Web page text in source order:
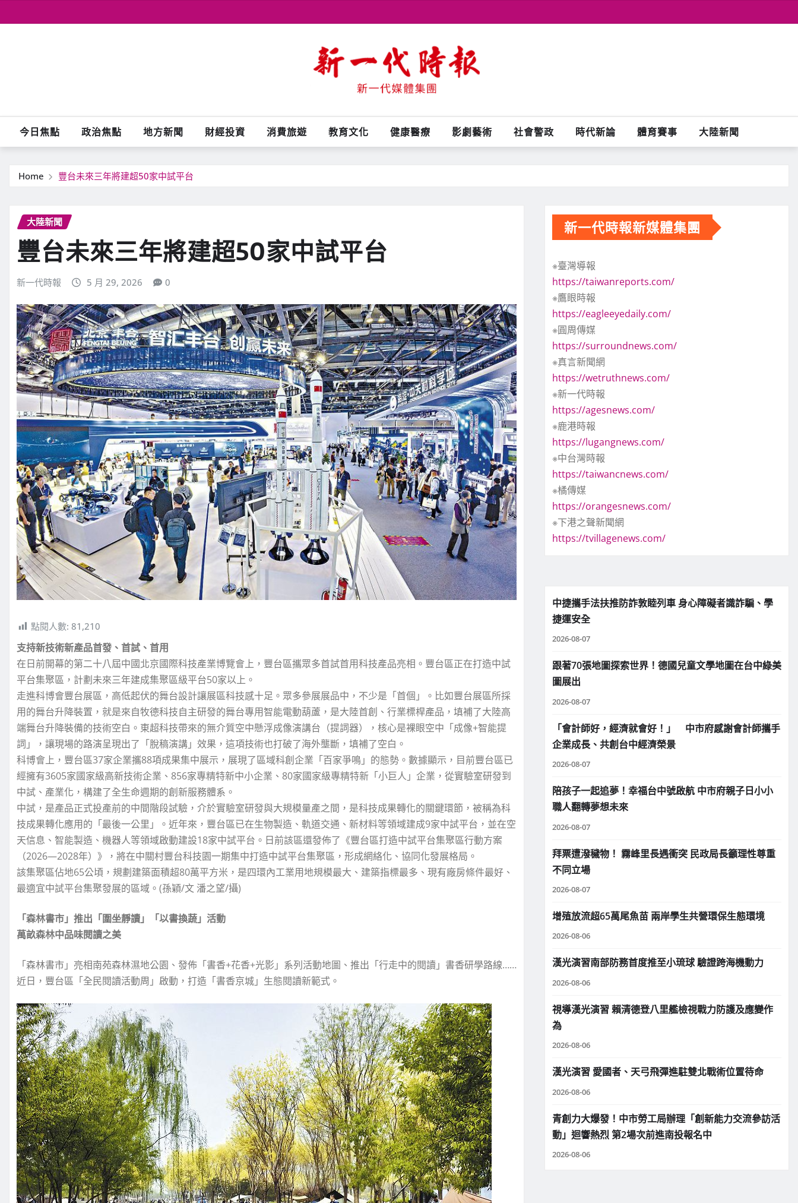
to
今日焦點 政治焦點 地方新聞 財經投資 消費旅遊 教育文化 健康醫療 影劇藝術 社會警政 時代新論 體育賽事 大陸新聞
Home 豐台未來三年將建超50家中試平台
大陸新聞
豐台未來三年將建超50家中試平台
新一代時報 5 月 29, 2026 0
點閱人數: 81,210
支持新技術新產品首發、首試、首用
在日前開幕的第二十八屆中國北京國際科技產業博覽會上，豐台區攜眾多首試首用科技產品亮相。豐台區正在打造中試
平台集聚區，計劃未來三年建成集聚區級平台50家以上。
走進科博會豐台展區，高低起伏的舞台設計讓展區科技感十足。眾多參展展品中，不少是「首個」。比如豐台展區所採
用的舞台升降裝置，就是來自牧德科技自主研發的舞台專用智能電動葫蘆，是大陸首創、行業標桿產品，填補了大陸高
端舞台升降裝備的技術空白。東超科技帶來的無介質空中懸浮成像演講台（提詞器），核心是裸眼空中「成像+智能提
詞」，讓現場的路演呈現出了「脫稿演講」效果，這項技術也打破了海外壟斷，填補了空白。
科博會上，豐台區37家企業攜88項成果集中展示，展現了區域科創企業「百家爭鳴」的態勢。數據顯示，目前豐台區已
經擁有3605家國家級高新技術企業、856家專精特新中小企業、80家國家級專精特新「小巨人」企業，從實驗室研發到
中試、產業化，構建了全生命週期的創新服務體系。
中試，是產品正式投產前的中間階段試驗，介於實驗室研發與大規模量產之間，是科技成果轉化的關鍵環節，被稱為科
技成果轉化應用的「最後一公里」。近年來，豐台區已在生物製造、軌道交通、新材料等領域建成9家中試平台，並在空
天信息、智能製造、機器人等領域啟動建設18家中試平台。日前該區還發佈了《豐台區打造中試平台集聚區行動方案
（2026—2028年）》，將在中關村豐台科技園一期集中打造中試平台集聚區，形成網絡化、協同化發展格局。
該集聚區佔地65公頃，規劃建築面積超80萬平方米，是四環內工業用地規模最大、建築指標最多、現有廠房條件最好、
最適宜中試平台集聚發展的區域。(孫穎/文 潘之望/攝)
「森林書市」推出「圍坐靜讀」「以書換蔬」活動
萬畝森林中品味閱讀之美
「森林書市」亮相南苑森林濕地公園、發佈「書香+花香+光影」系列活動地圖、推出「行走中的閱讀」書香研學路線……
近日，豐台區「全民閱讀活動周」啟動，打造「書香京城」生態閱讀新範式。
新一代時報新媒體集團
※臺灣導報
https://taiwanreports.com/
※鷹眼時報
https://eagleeyedaily.com/
※圓周傳媒
https://surroundnews.com/
※真言新聞網
https://wetruthnews.com/
※新一代時報
https://agesnews.com/
※鹿港時報
https://lugangnews.com/
※中台灣時報
https://taiwancnews.com/
※橘傳媒
https://orangesnews.com/
※下港之聲新聞網
https://tvillagenews.com/
中捷攜手法扶推防詐敦睦列車 身心障礙者識詐騙、學
捷運安全
2026-08-07
跟著70張地圖探索世界！德國兒童文學地圖在台中綠美
圖展出
2026-08-07
「會計師好，經濟就會好！」 中市府感謝會計師攜手
企業成長、共創台中經濟榮景
2026-08-07
陪孩子一起追夢！幸福台中號啟航 中市府親子日小小
職人翻轉夢想未來
2026-08-07
拜票遭潑穢物！ 霧峰里長遇衝突 民政局長籲理性尊重
不同立場
2026-08-07
增殖放流超65萬尾魚苗 兩岸學生共營環保生態環境
2026-08-06
漢光演習南部防務首度推至小琉球 驗證跨海機動力
2026-08-06
視導漢光演習 賴清德登八里艦檢視戰力防護及應變作
為
2026-08-06
漢光演習 愛國者、天弓飛彈進駐雙北戰術位置待命
2026-08-06
青創力大爆發！中市勞工局辦理「創新能力交流參訪活
動」迴響熱烈 第2場次前進南投報名中
2026-08-06